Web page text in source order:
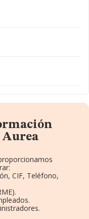
CIF, Teléfono,